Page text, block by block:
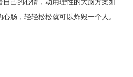
己的心情，动用理性的大脑方案如
肠，轻轻松松就可以炸毁一个人。